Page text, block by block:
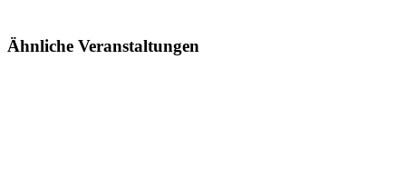
Ähnliche Veranstaltungen